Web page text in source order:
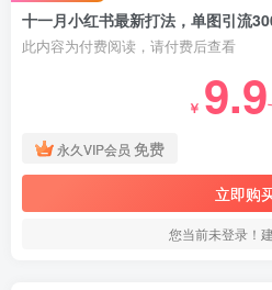
十一月小红书最新打法，单图引流
此内容为付费阅读，请付费后查看
￥ 9.9
永久VIP会员 免费
立即购
您当前未登录！